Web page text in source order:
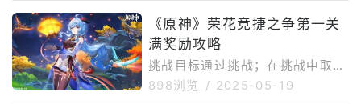
0%。角色触发「夜魂迸发」时将
在敌人的位置释放「爆震」，对附
近的敌人造成真实伤害；②角色
造成的
礁之涛/穿浪之梭、打手丘丘人阵
容推荐※建议按照自己的练度选择
最强阵容，优先对群能力强的角色
或增伤辅助瓦雷莎、玛薇卡、夏沃
蕾、伊安珊瓦雷莎、香菱、夏沃
《原神》荣花竞捷之争第一关
满奖励攻略
挑战目标通过挑战；在挑战中取得
赤铜/亮银/曜金评价敌方阵容秘源
898浏览 / 2025-05-19